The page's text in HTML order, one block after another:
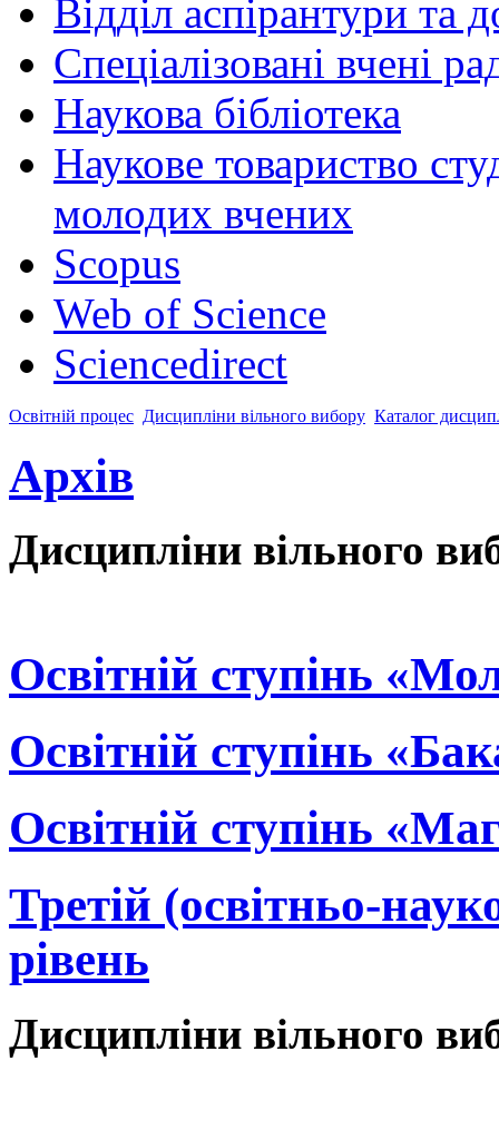
Відділ аспірантури та
Спеціалізовані вчені
Наукова бібліотека
Наукове товариство
молодих вчених
Scopus
Web of Science
Sciencedirect
Освітній процес Дисципліни вільного вибору Каталог
Архів
Дисципліни вільного
Освітній ступінь
Освітній ступінь
Освітній ступінь
Третій (освітньо-
рівень
Дисципліни вільного